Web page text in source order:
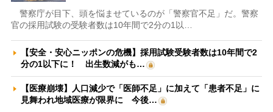
警察庁が目下、頭を悩ませているのが「警察官不足」だ。警察
官の採用試験の受験者数は10年間で2分の1以…
【安全・安心ニッポンの危機】採用試験受験者数は10年間で2
分の1以下に！ 出生数減がも…
【医療崩壊】人口減少で「医師不足」に加えて「患者不足」に
見舞われ地域医療が限界に 今後…